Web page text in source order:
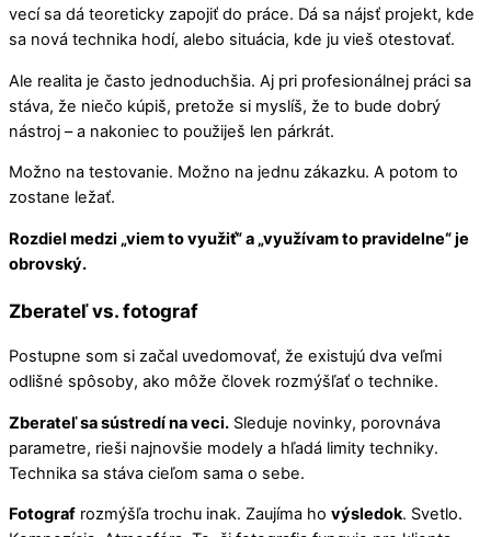
vecí sa dá teoreticky zapojiť do práce. Dá sa nájsť projekt, kde
sa nová technika hodí, alebo situácia, kde ju vieš otestovať.
Ale realita je často jednoduchšia. Aj pri profesionálnej práci sa
stáva, že niečo kúpiš, pretože si myslíš, že to bude dobrý
nástroj – a nakoniec to použiješ len párkrát.
Možno na testovanie. Možno na jednu zákazku. A potom to
zostane ležať.
Rozdiel medzi „viem to využiť“ a „využívam to pravidelne“ je
obrovský.
Zberateľ vs. fotograf
Postupne som si začal uvedomovať, že existujú dva veľmi
odlišné spôsoby, ako môže človek rozmýšľať o technike.
Zberateľ sa sústredí na veci. Sleduje novinky, porovnáva
parametre, rieši najnovšie modely a hľadá limity techniky.
Technika sa stáva cieľom sama o sebe.
Fotograf rozmýšľa trochu inak. Zaujíma ho výsledok. Svetlo.